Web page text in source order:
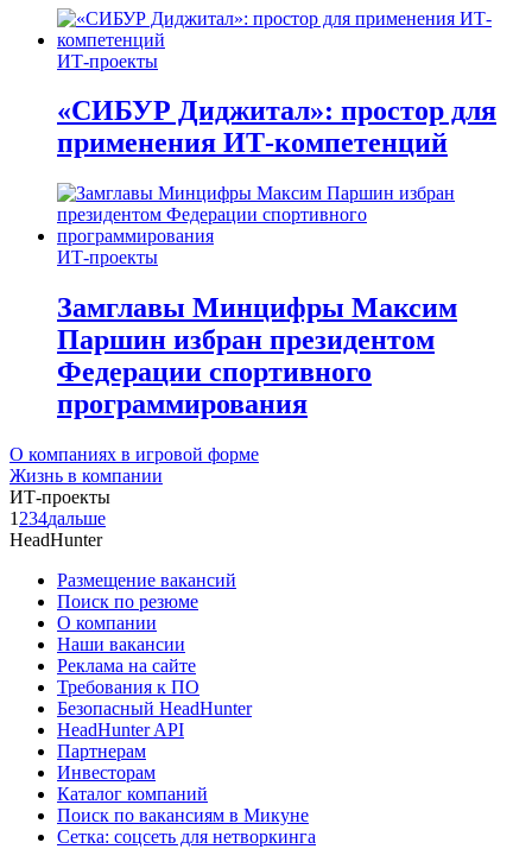
ИТ-проекты
«СИБУР Диджитал»: простор для
применения ИТ-компетенций
ИТ-проекты
Замглавы Минцифры Максим
Паршин избран президентом
Федерации спортивного
программирования
О компаниях в игровой форме
Жизнь в компании
ИТ-проекты
1 234дальше
HeadHunter
Размещение вакансий
Поиск по резюме
О компании
Наши вакансии
Реклама на сайте
Требования к ПО
Безопасный HeadHunter
HeadHunter API
Партнерам
Инвесторам
Каталог компаний
Поиск по вакансиям в Микуне
Сетка: соцсеть для нетворкинга